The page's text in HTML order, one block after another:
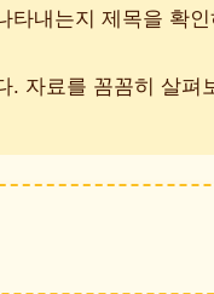
타내는지 제목을 확
. 자료를 꼼꼼히 살펴